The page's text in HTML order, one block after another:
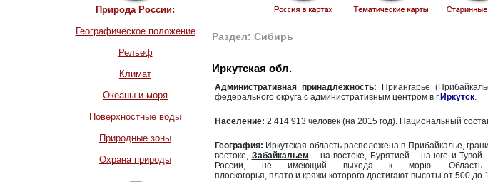
Природа России:
Географическое положение
Рельеф
Климат
Океаны и моря
Поверхностные воды
Природные зоны
Охрана природы
Раздел: Сибирь
Иркутская обл.
Административная принадлежность:
Приангарье
федерального округа с административным центром в г.Иркутск.
Население: 2 414 913 человек (на 2015 год). Национальный
География: Иркутская область расположена в Прибайкалье,
востоке, Забайкальем – на востоке, Бурятией – на юге и
России, не имеющий выхода к морю. Область
плоскогорья, плато и кряжи которого достигают высоты от 500 до